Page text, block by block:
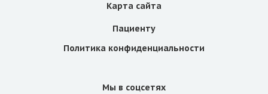
Карта сайта
Пациенту
Политика конфиденциальности
Мы в соцсетях